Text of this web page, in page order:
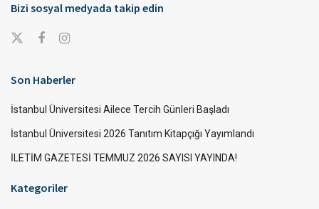
Bizi sosyal medyada takip edin
Son Haberler
İstanbul Üniversitesi Ailece Tercih Günleri Başladı
İstanbul Üniversitesi 2026 Tanıtım Kitapçığı Yayımlandı
İLETİM GAZETESİ TEMMUZ 2026 SAYISI YAYINDA!
Kategoriler